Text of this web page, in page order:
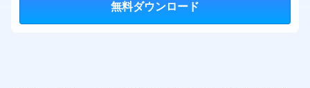
無料ダウンロード